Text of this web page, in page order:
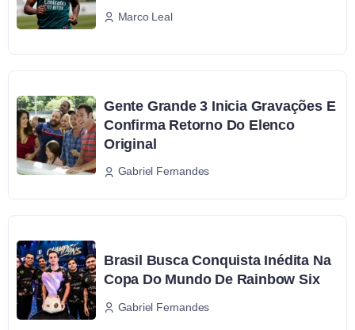
Marco Leal
Gente Grande 3 Inicia Gravações E
Confirma Retorno Do Elenco
Original
Gabriel Fernandes
Brasil Busca Conquista Inédita Na
Copa Do Mundo De Rainbow Six
Gabriel Fernandes